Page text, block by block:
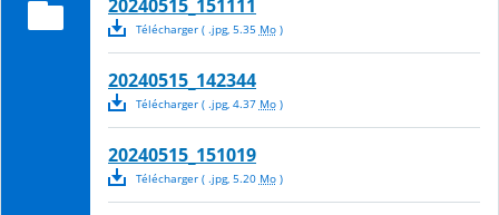
20240515_151111
Télécharger( .jpg, 5.35 Mo)
20240515_142344
Télécharger( .jpg, 4.37 Mo)
20240515_151019
Télécharger( .jpg, 5.20 Mo)